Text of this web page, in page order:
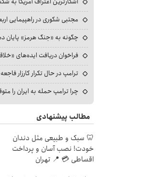
مجتبی شکوری در راهپیمایی
چگونه به «جنگ هرمز» پایان
فراخوان دریافت ایده‌های
ترامپ در حال تکرار کارزار
چرا ترامپ حمله به ایران را
مطالب پیشنهادی
🦷 سبک و طبیعی مثل دندان
خودت! نصب آسان و پرداخت
اقساطی 💳 📍 تهران